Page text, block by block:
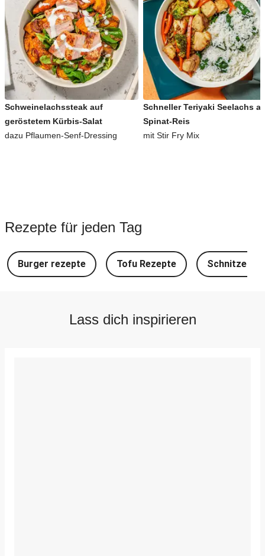
Schweinelachssteak auf
geröstetem Kürbis-Salat
dazu Pflaumen-Senf-Dressing
Schneller Teriyaki Seelachs
Spinat-Reis
mit Stir Fry Mix
Rezepte für jeden Tag
Burger rezepte Tofu Rezepte Schnitzel
Lass dich inspirieren